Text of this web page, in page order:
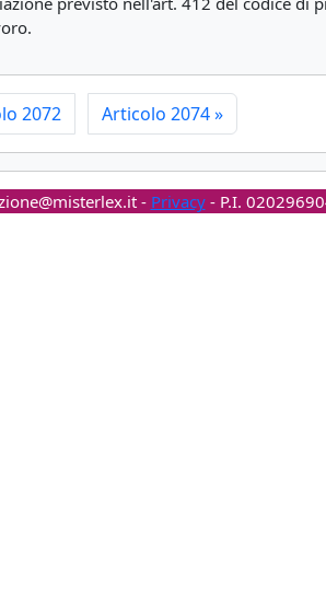
2072 Articolo 2074»
- Privacy- P.I.